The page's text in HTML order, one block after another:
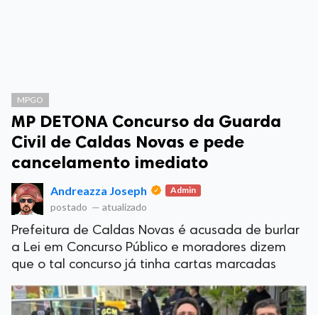
MPGO
MP DETONA Concurso da Guarda
Civil de Caldas Novas e pede
cancelamento imediato
Andreazza Joseph Admin
postado — atualizado
Prefeitura de Caldas Novas é acusada de burlar
a Lei em Concurso Público e moradores dizem
que o tal concurso já tinha cartas marcadas